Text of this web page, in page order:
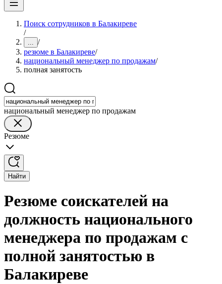
Поиск сотрудников в Балакиреве
/
... /
резюме в Балакиреве/
национальный менеджер по продажам/
полная занятость
национальный менеджер по продажам
Резюме
Найти
Резюме соискателей на
должность национального
менеджера по продажам с
полной занятостью в
Балакиреве